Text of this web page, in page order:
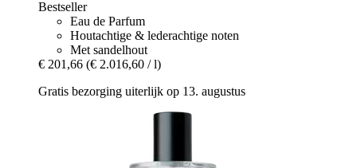
Bestseller
Eau de Parfum
Houtachtige & lederachtige noten
Met sandelhout
€ 201,66 (€ 2.016,60 / l)
Gratis bezorging uiterlijk op 13. augustus